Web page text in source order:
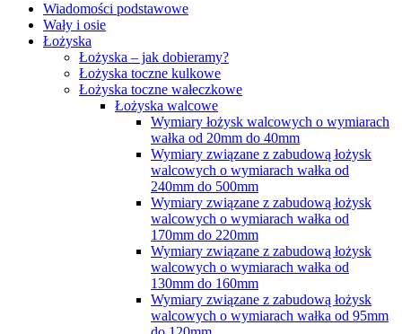
Wiadomości podstawowe
Wały i osie
Łożyska
Łożyska – jak dobieramy?
Łożyska toczne kulkowe
Łożyska toczne wałeczkowe
Łożyska walcowe
Wymiary łożysk walcowych o wymiarach
wałka od 20mm do 40mm
Wymiary związane z zabudową łożysk
walcowych o wymiarach wałka od
240mm do 500mm
Wymiary związane z zabudową łożysk
walcowych o wymiarach wałka od
170mm do 220mm
Wymiary związane z zabudową łożysk
walcowych o wymiarach wałka od
130mm do 160mm
Wymiary związane z zabudową łożysk
walcowych o wymiarach wałka od 95mm